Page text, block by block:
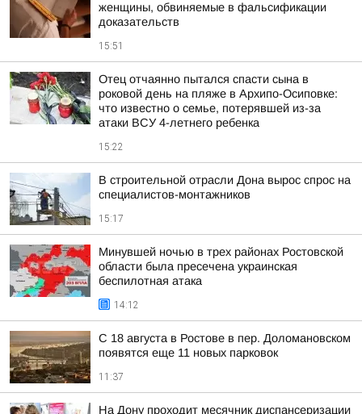
женщины, обвиняемые в фальсификации
доказательств
15:51
Отец отчаянно пытался спасти сына в
роковой день на пляже в Архипо-Осиповке:
что известно о семье, потерявшей из-за
атаки ВСУ 4-летнего ребенка
15:22
В строительной отрасли Дона вырос спрос на
специалистов-монтажников
15:17
Минувшей ночью в трех районах Ростовской
области была пресечена украинская
беспилотная атака
14:12
С 18 августа в Ростове в пер. Доломановском
появятся еще 11 новых парковок
11:37
На Дону проходит месячник диспансеризации